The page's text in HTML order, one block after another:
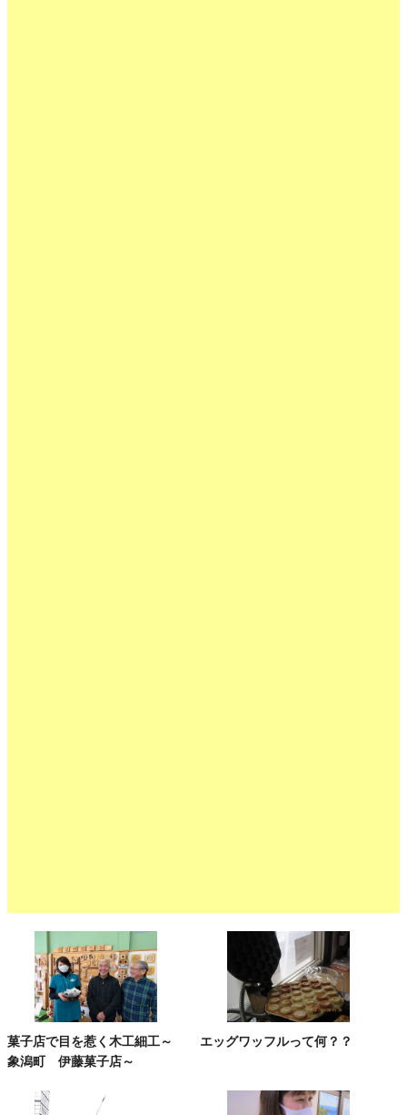
菓子店で目を惹く木工細工～
象潟町 伊藤菓子店～
エッグワッフルって何？？